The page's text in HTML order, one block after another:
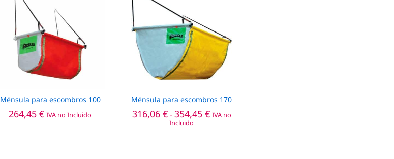
Ménsula para escombros 100
264,45€ IVA no Incluido
264,45€
Ménsula para escombros 170
316,06 €-354,45 €Rango
de
IVA no
Incluido